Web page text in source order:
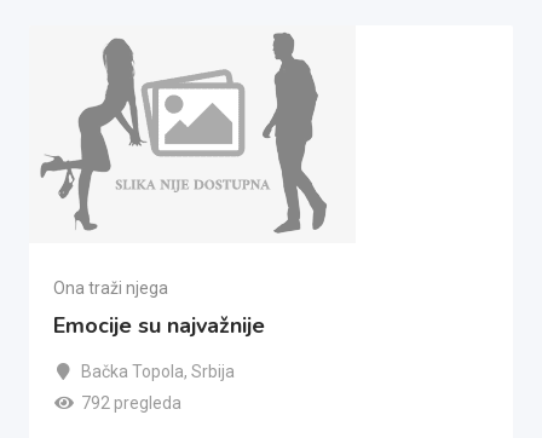
Ona traži njega
Emocije su najvažnije
Bačka Topola, Srbija
792 pregleda